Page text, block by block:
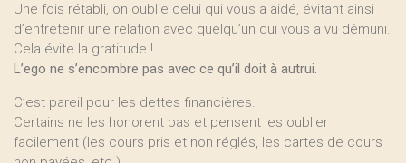
Une fois rétabli, on oublie celui qui vous a aidé, évitant ainsi
d’entretenir une relation avec quelqu’un qui vous a vu démuni.
Cela évite la gratitude !
L’ego ne s’encombre pas avec ce qu’il doit à autrui.
C’est pareil pour les dettes financières.
Certains ne les honorent pas et pensent les oublier
facilement (les cours pris et non réglés, les cartes de cours